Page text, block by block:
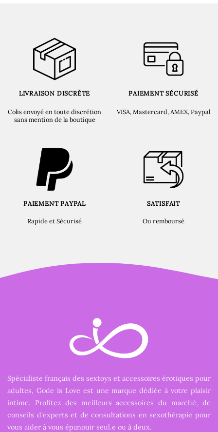
LIVRAISON DISCRÈTE
Colis envoyé en toute discrétion
sans mention de la boutique
PAIEMENT SÉCURISÉ
VISA, Mastercard, AMEX, Paypal
PAIEMENT PAYPAL
Rapide et Sécurisé
SATISFAIT
Ou remboursé
Spécialiste français des sextoys et accessoires érotiques pour
adultes, Gode is Love est une marque dédiée à votre plaisir
intime. Profitez des meilleurs accessoires du marché, de
conseils d'experts et de consultations en sexothérapie pour
vous aider à vous épanouir seul.e ou à deux.